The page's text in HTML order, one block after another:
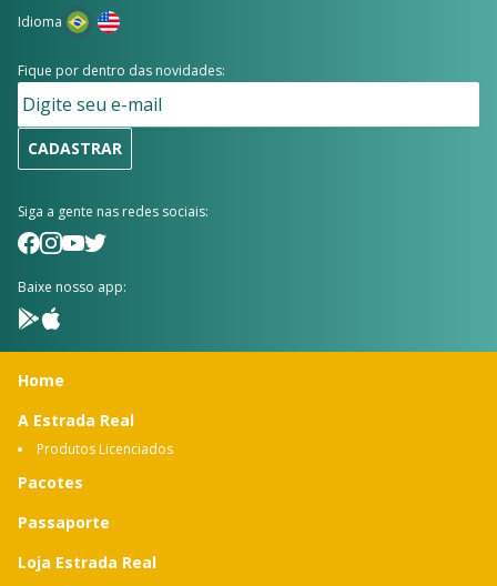
Idioma
Fique por dentro das novidades:
CADASTRAR
Siga a gente nas redes sociais:
Baixe nosso app:
Home
A Estrada Real
Produtos Licenciados
Pacotes
Passaporte
Loja Estrada Real